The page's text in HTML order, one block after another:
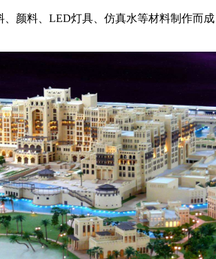
颜料、LED灯具、仿真水等材料制作而